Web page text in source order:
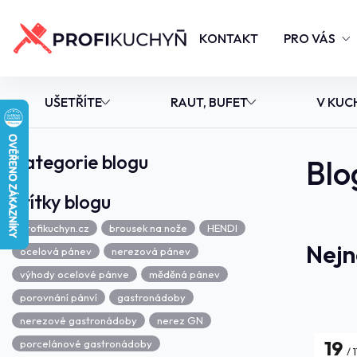
KONTAKT PRO VÁS
UŠETŘÍTE RAUT, BUFET V
Kategorie blogu
Štítky blogu
Profikuchyn.cz brousek na nože
HENDI
ocelová pánev
nerezová pánev
výhody ocelové pánve
měděná pánev
porovnání pánví
gastronádoby
nerezové gastronádoby
nerez GN
porcelánové gastronádoby
19